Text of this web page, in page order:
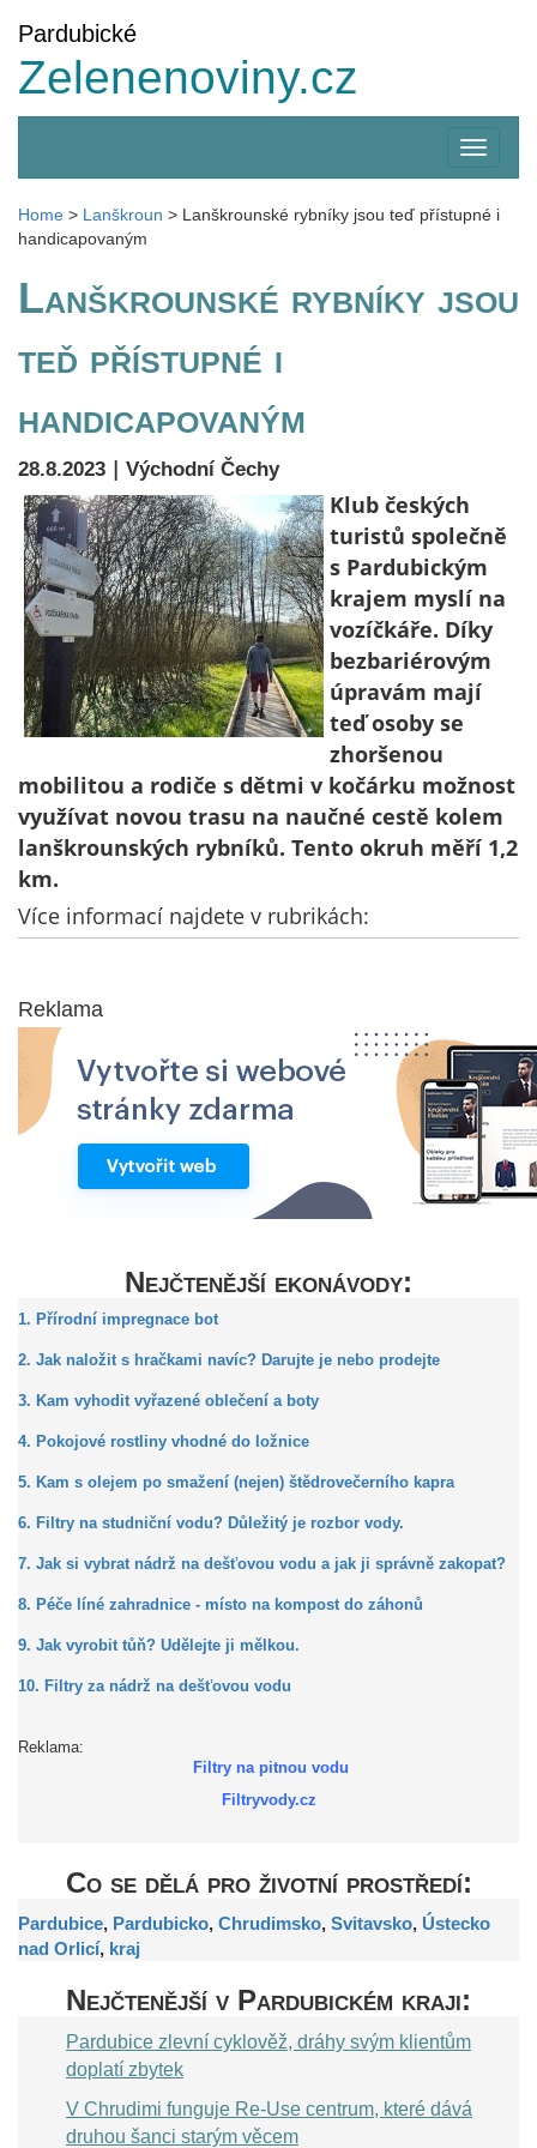
Pardubické
Zelenenoviny.cz
menu
Home > Lanškroun > Lanškrounské rybníky jsou teď přístupné i
handicapovaným
Lanškrounské rybníky jsou
teď přístupné i
handicapovaným
28.8.2023 | Východní Čechy
Klub českých
turistů společně
s Pardubickým
krajem myslí na
vozíčkáře. Díky
bezbariérovým
úpravám mají
teď osoby se
zhoršenou
mobilitou a rodiče s dětmi v kočárku možnost
využívat novou trasu na naučné cestě kolem
lanškrounských rybníků. Tento okruh měří 1,2
km.
Více informací najdete v rubrikách:
Reklama
Nejčtenější ekonávody:
1. Přírodní impregnace bot
2. Jak naložit s hračkami navíc? Darujte je nebo prodejte
3. Kam vyhodit vyřazené oblečení a boty
4. Pokojové rostliny vhodné do ložnice
5. Kam s olejem po smažení (nejen) štědrovečerního kapra
6. Filtry na studniční vodu? Důležitý je rozbor vody.
7. Jak si vybrat nádrž na dešťovou vodu a jak ji správně zakopat?
8. Péče líné zahradnice - místo na kompost do záhonů
9. Jak vyrobit tůň? Udělejte ji mělkou.
10. Filtry za nádrž na dešťovou vodu
Reklama:
Filtry na pitnou vodu
Filtryvody.cz
Co se dělá pro životní prostředí:
Pardubice, Pardubicko, Chrudimsko, Svitavsko, Ústecko
nad Orlicí, kraj
Nejčtenější v Pardubickém kraji:
Pardubice zlevní cyklověž, dráhy svým klientům
doplatí zbytek
V Chrudimi funguje Re-Use centrum, které dává
druhou šanci starým věcem